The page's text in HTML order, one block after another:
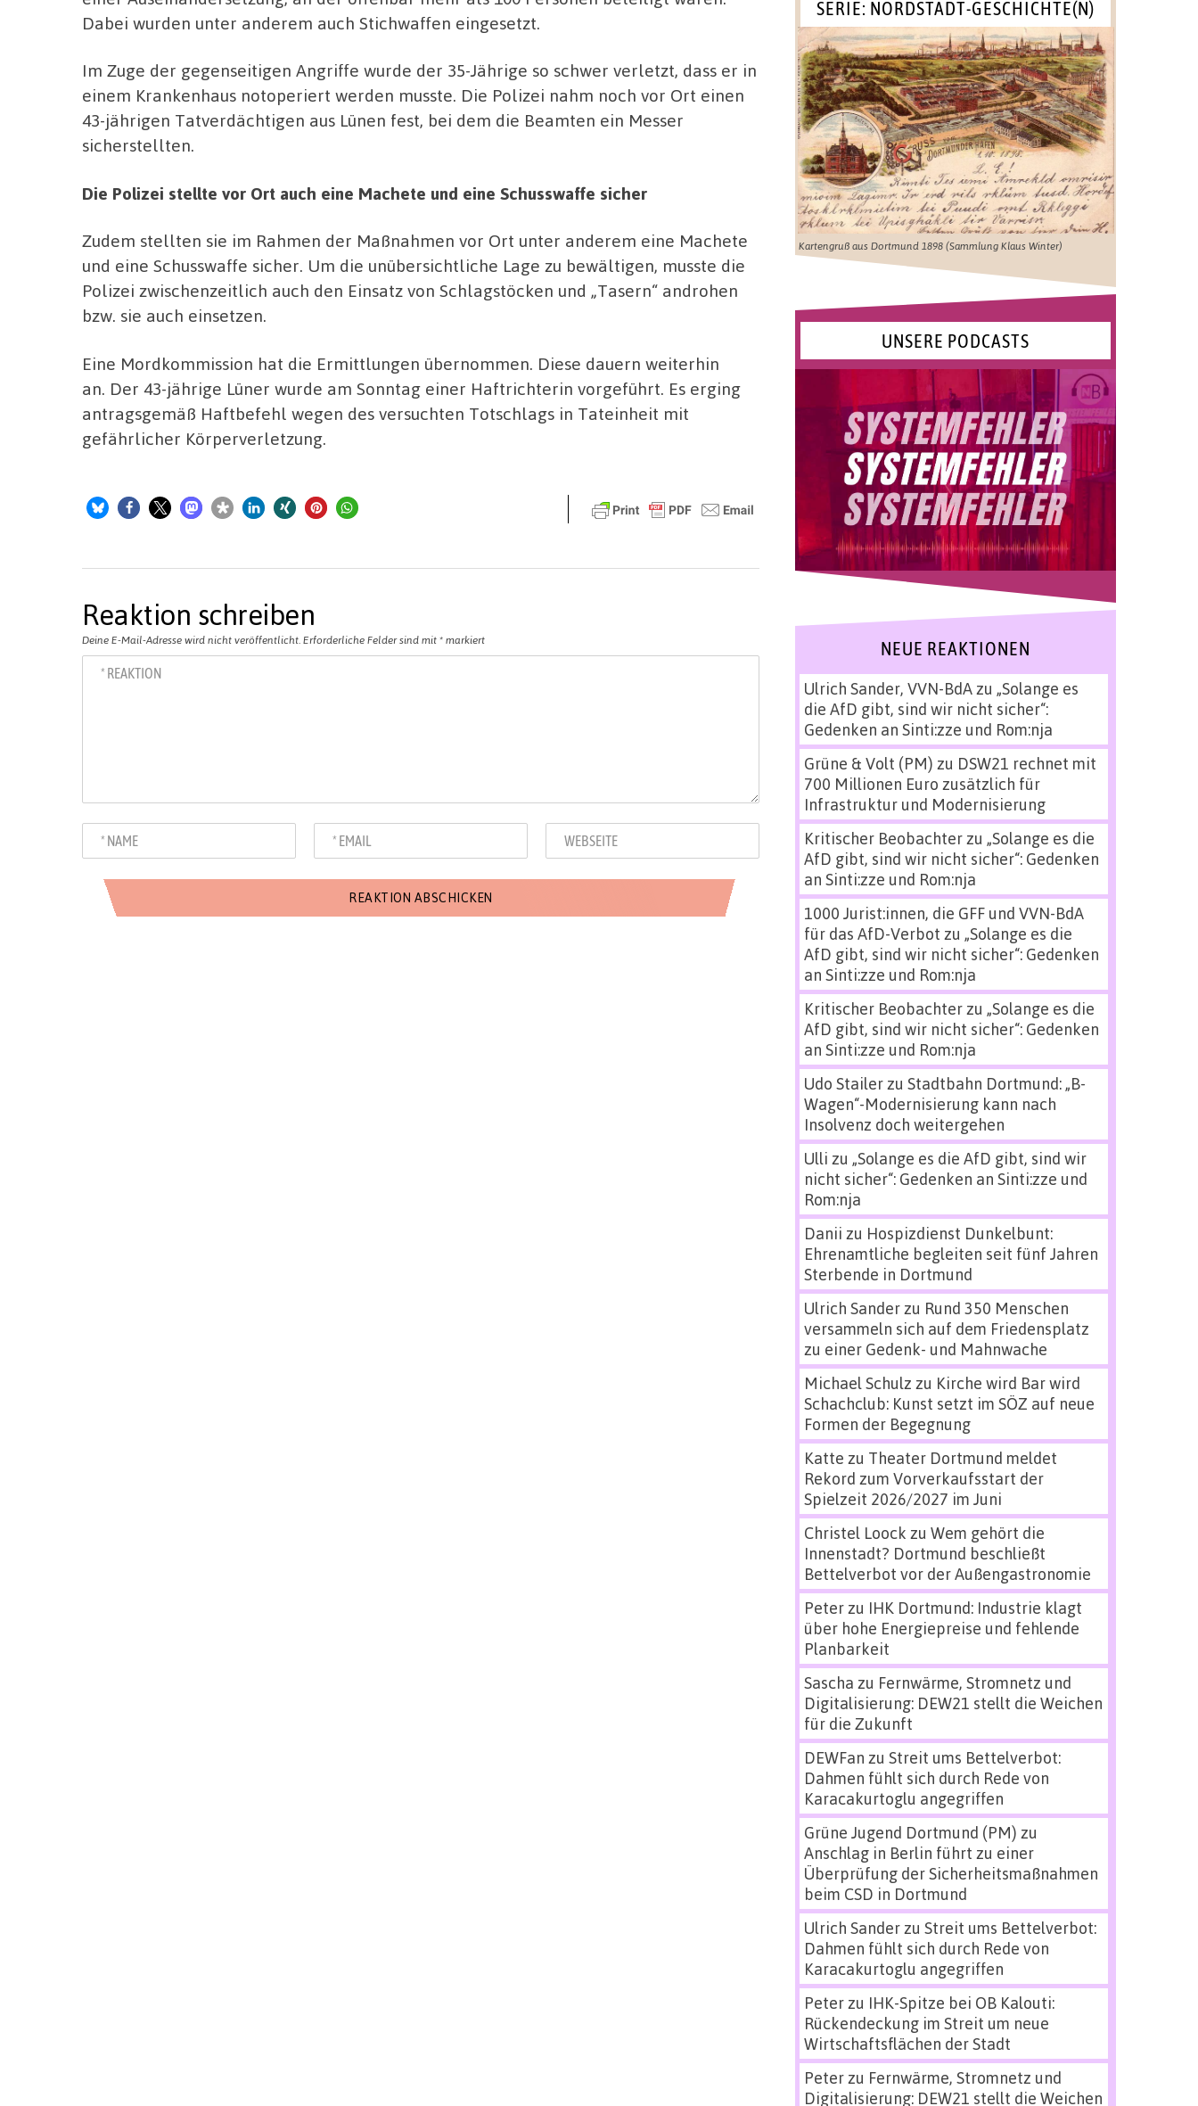
Dabei wurden unter anderem auch Stichwaffen eingesetzt.
Im Zuge der gegenseitigen Angriffe wurde der 35-Jährige so schwer verletzt, dass er in
einem Krankenhaus notoperiert werden musste. Die Polizei nahm noch vor Ort einen
43-jährigen Tatverdächtigen aus Lünen fest, bei dem die Beamten ein Messer
sicherstellten.
Die Polizei stellte vor Ort auch eine Machete und eine Schusswaffe sicher
Zudem stellten sie im Rahmen der Maßnahmen vor Ort unter anderem eine Machete
und eine Schusswaffe sicher. Um die unübersichtliche Lage zu bewältigen, musste die
Polizei zwischenzeitlich auch den Einsatz von Schlagstöcken und „Tasern“ androhen
bzw. sie auch einsetzen.
Eine Mordkommission hat die Ermittlungen übernommen. Diese dauern weiterhin
an. Der 43-jährige Lüner wurde am Sonntag einer Haftrichterin vorgeführt. Es erging
antragsgemäß Haftbefehl wegen des versuchten Totschlags in Tateinheit mit
gefährlicher Körperverletzung.
Reaktion schreiben
Deine E-Mail-Adresse wird nicht veröffentlicht. Erforderliche Felder sind mit * markiert
SERIE: NORDSTADT-GESCHICHTE(N)
Kartengruß aus Dortmund 1898 (Sammlung Klaus Winter)
UNSERE PODCASTS
NEUE REAKTIONEN
Ulrich Sander, VVN-BdAzu „Solange es
die AfD gibt, sind wir nicht sicher“:
Gedenken an Sinti:zze und Rom:nja
Grüne & Volt (PM) zu DSW21 rechnet mit
700 Millionen Euro zusätzlich für
Infrastruktur und Modernisierung
Kritischer Beobachterzu „Solange es die
AfD gibt, sind wir nicht sicher“: Gedenken
an Sinti:zze und Rom:nja
1000 Jurist:innen, die GFF und VVN-BdA
für das AfD-Verbot zu „Solange es die
AfD gibt, sind wir nicht sicher“: Gedenken
an Sinti:zze und Rom:nja
Kritischer Beobachterzu „Solange es die
AfD gibt, sind wir nicht sicher“: Gedenken
an Sinti:zze und Rom:nja
Udo Stailerzu Stadtbahn Dortmund: „B-
Wagen“-Modernisierung kann nach
Insolvenz doch weitergehen
Ulli zu „Solange es die AfD gibt, sind wir
nicht sicher“: Gedenken an Sinti:zze und
Rom:nja
Danii zu Hospizdienst Dunkelbunt:
Ehrenamtliche begleiten seit fünf Jahren
Sterbende in Dortmund
Ulrich Sanderzu Rund 350 Menschen
versammeln sich auf dem Friedensplatz
zu einer Gedenk- und Mahnwache
Michael Schulz zu Kirche wird Bar wird
Schachclub: Kunst setzt im SÖZ auf neue
Formen der Begegnung
Katte zu Theater Dortmund meldet
Rekord zum Vorverkaufsstart der
Spielzeit 2026/2027 im Juni
Christel Loock zu Wem gehört die
Innenstadt? Dortmund beschließt
Bettelverbot vor der Außengastronomie
Peterzu IHK Dortmund: Industrie klagt
über hohe Energiepreise und fehlende
Planbarkeit
Sascha zu Fernwärme, Stromnetz und
Digitalisierung: DEW21 stellt die Weichen
für die Zukunft
DEWFan zu Streit ums Bettelverbot:
Dahmen fühlt sich durch Rede von
Karacakurtoglu angegriffen
Grüne Jugend Dortmund (PM) zu
Anschlag in Berlin führt zu einer
Überprüfung der Sicherheitsmaßnahmen
beim CSD in Dortmund
Ulrich Sanderzu Streit ums Bettelverbot:
Dahmen fühlt sich durch Rede von
Karacakurtoglu angegriffen
Peterzu IHK-Spitze bei OB Kalouti:
Rückendeckung im Streit um neue
Wirtschaftsflächen der Stadt
Peterzu Fernwärme, Stromnetz und
Digitalisierung: DEW21 stellt die Weichen